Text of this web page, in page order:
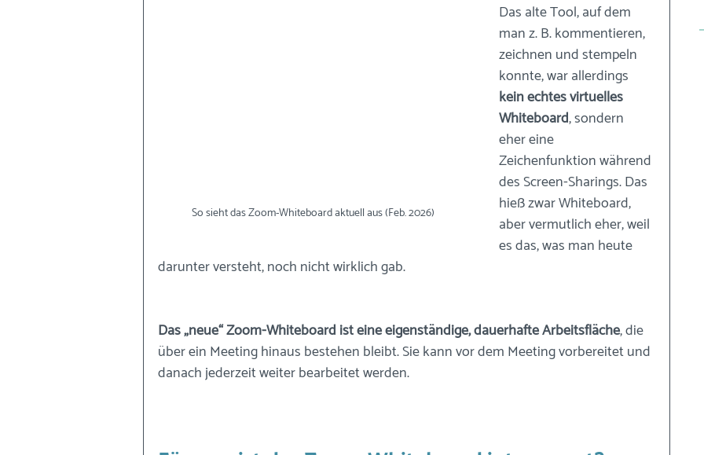
So sieht das Zoom-Whiteboard aktuell aus (Feb. 2026)
Das alte Tool, auf dem
man z. B. kommentieren,
zeichnen und stempeln
konnte, war allerdings
kein echtes virtuelles
Whiteboard, sondern
eher eine
Zeichenfunktion während
des Screen-Sharings. Das
hieß zwar Whiteboard,
aber vermutlich eher, weil
es das, was man heute
darunter versteht, noch nicht wirklich gab.
Das „neue“ Zoom-Whiteboard ist eine eigenständige, dauerhafte Arbeitsfläche, die
über ein Meeting hinaus bestehen bleibt. Sie kann vor dem Meeting vorbereitet und
danach jederzeit weiter bearbeitet werden.